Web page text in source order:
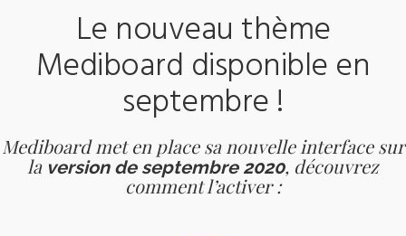
Le nouveau thème
Mediboard disponible en
septembre !
Mediboard met en place sa nouvelle interface sur
la version de septembre 2020, découvrez
comment l’activer :